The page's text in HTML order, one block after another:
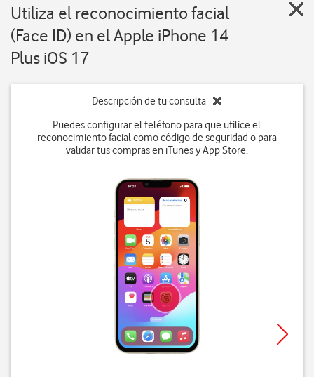
Utiliza el reconocimiento facial
(Face ID) en el Apple iPhone 14
Plus iOS 17
Descripción de tu consulta
Puedes configurar el teléfono para que utilice el
reconocimiento facial como código de seguridad o para
validar tus compras en iTunes y App Store.